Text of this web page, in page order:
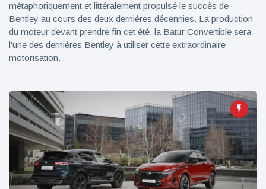
métaphoriquement et littéralement propulsé le succès de
Bentley au cours des deux dernières décennies. La production
du moteur devant prendre fin cet été, la Batur Convertible sera
l’une des dernières Bentley à utiliser cette extraordinaire
motorisation.